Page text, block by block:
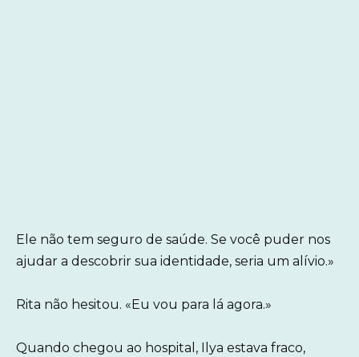
Ele não tem seguro de saúde. Se você puder nos
ajudar a descobrir sua identidade, seria um alívio.»
Rita não hesitou. «Eu vou para lá agora.»
Quando chegou ao hospital, Ilya estava fraco,